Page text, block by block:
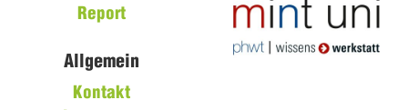
Report
Allgemein
Kontakt